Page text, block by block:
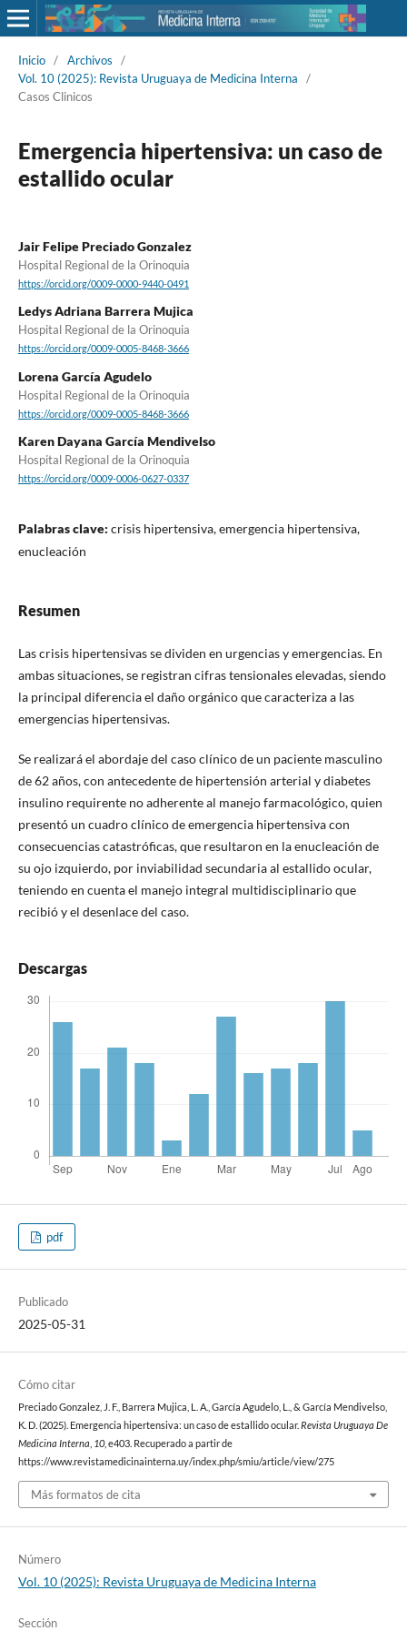
Inicio / Archivos
/
Vol. 10 (2025): Revista Uruguaya de Medicina Interna
/
Casos Clinicos
Emergencia hipertensiva: un caso de
estallido ocular
Jair Felipe Preciado Gonzalez
Hospital Regional de la Orinoquia
https://orcid.org/0009-0000-9440-0491
Ledys Adriana Barrera Mujica
Hospital Regional de la Orinoquia
https://orcid.org/0009-0005-8468-3666
Lorena García Agudelo
Hospital Regional de la Orinoquia
https://orcid.org/0009-0005-8468-3666
Karen Dayana García Mendivelso
Hospital Regional de la Orinoquia
https://orcid.org/0009-0006-0627-0337
Palabras clave: crisis hipertensiva, emergencia hipertensiva,
enucleación
Resumen
Las crisis hipertensivas se dividen en urgencias y emergencias. En
ambas situaciones, se registran cifras tensionales elevadas, siendo
la principal diferencia el daño orgánico que caracteriza a las
emergencias hipertensivas.
Se realizará el abordaje del caso clínico de un paciente masculino
de 62 años, con antecedente de hipertensión arterial y diabetes
insulino requirente no adherente al manejo farmacológico, quien
presentó un cuadro clínico de emergencia hipertensiva con
consecuencias catastróficas, que resultaron en la enucleación de
su ojo izquierdo, por inviabilidad secundaria al estallido ocular,
teniendo en cuenta el manejo integral multidisciplinario que
recibió y el desenlace del caso.
Descargas
pdf
Publicado
2025-05-31
Cómo citar
Preciado Gonzalez, J. F., Barrera Mujica, L. A., García Agudelo, L., & García Mendivelso,
K. D. (2025). Emergencia hipertensiva: un caso de estallido ocular.Revista Uruguaya De
Medicina Interna, 10, e403. Recuperado a partir de
https://www.revistamedicinainterna.uy/index.php/smiu/article/view/275
Más formatos de cita
Número
Vol. 10 (2025): Revista Uruguaya de Medicina Interna
Sección